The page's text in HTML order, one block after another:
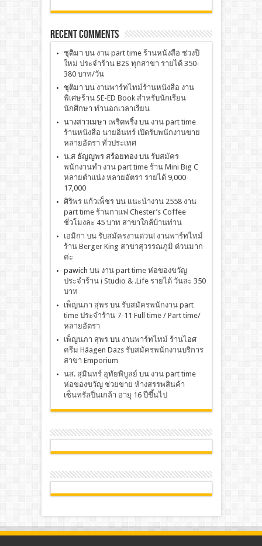
Recent Comments
ชุติมา บน งาน part time ร้านหนังสือ ช่วงปี
ใหม่ ประจำร้าน B2S ทุกสาขา รายได้ 350-
380 บาท/วัน
ชุติมา บน งานพาร์ทไทม์ร้านหนังสือ งาน
พิเศษร้าน SE-ED Book สำหรับนักเรียน
นักศึกษา ทำนอกเวลาเรียน
นางสาวเมษา เพริดพริ้งบน งาน part time
ร้านหนังสือ นายอินทร์ เปิดรับพนักงานขาย
หลายอัตรา ทั่วประเทศ
น.ส ธัญญพร สร้อยทองบน รับสมัคร
พนักงานทำ งาน part time ร้าน Mini Big C
หลายตำแน่ง หลายอัตรา รายได้ 9,000-
17,000
ศิริพร แก้วเพ็ชรบน เเนะนำงาน 2558 งาน
part time ร้านกาแฟ Chester’s Coffee
ชั่วโมงละ 45 บาท สาขาใกล้บ้านท่าน
เอมิกา บน รับสมัครงานด่วน! งานพาร์ทไทม์
ร้าน Berger King สาขาสุวรรณภูมิ ด่วนมาก
ค่ะ
pawich บน งาน part time ห่อของขวัญ
ประจำร้าน i Studio & .Life รายได้ วันละ 350
บาท
เพ็ญนภา สุพรบน รับสมัครพนักงาน part
time ประจำร้าน 7-11 Full time / Part time/
หลายอัตรา
เพ็ญนภา สุพรบน งานพาร์ทไทม์ ร้านไอศ
ครีม Häagen Dazs รับสมัครพนักงานบริการ
สาขา Emporium
นส. สุมินทร์ อุทัยพิบูลย์ บน งาน part time
ห่อของขวัญ ช่วยขาย ห้างสรรพสินค้า
เซ็นทรัลปิ่นเกล้า อายุ 16 ปีขึ้นไป